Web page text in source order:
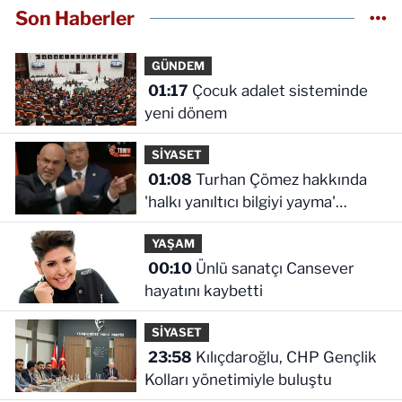
Son Haberler
GÜNDEM
01:17
yeni dönem
SİYASET
01:08
'halkı yanıltıcı bilgiyi yayma'
soruşturması
YAŞAM
00:10Ünlü sanatçı Cansever
hayatını kaybetti
SİYASET
23:58
Kolları yönetimiyle buluştu